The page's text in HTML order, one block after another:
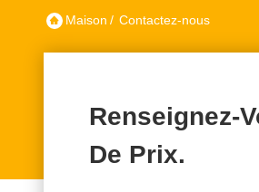
Maison / Contactez-nous
Renseignez-
De Prix.